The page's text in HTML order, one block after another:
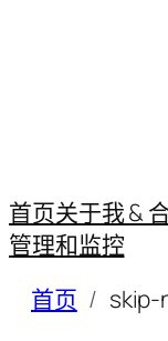
首页关于我 &
管理和监控
首页
skip-